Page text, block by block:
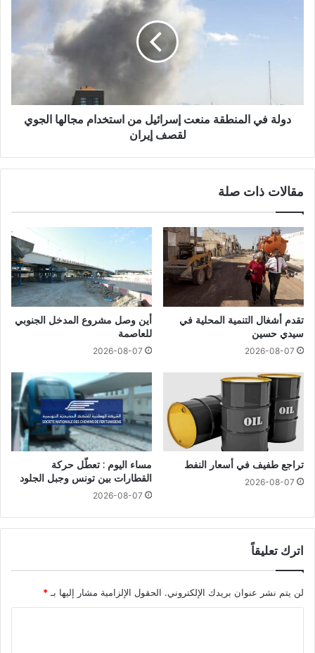
دولة في المنطقة منعت إسرائيل من استخدام مجالها الجوي
لقصف إيران
مقالات ذات صلة
تقدم أشغال التنمية المحلية في
سيدي حسين
2026-08-07
أين وصل مشروع المدخل الجنوبي
للعاصمة
2026-08-07
تراجع طفيف في أسعار النفط
2026-08-07
مساء اليوم : تعطّل حركة
القطارات بين تونس وجبل الجلود
2026-08-07
اترك تعليقاً
لن يتم نشر عنوان بريدك الإلكتروني. الحقول الإلزامية مشار إليها بـ*